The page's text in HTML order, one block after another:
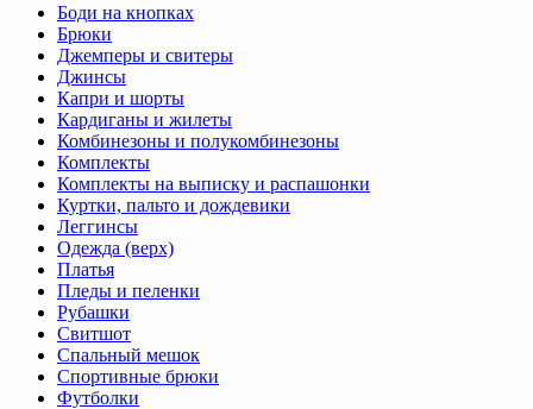
Боди на кнопках
Брюки
Джемперы и свитеры
Джинсы
Капри и шорты
Кардиганы и жилеты
Комбинезоны и полукомбинезоны
Комплекты
Комплекты на выписку и распашонки
Куртки, пальто и дождевики
Леггинсы
Одежда (верх)
Платья
Пледы и пеленки
Рубашки
Свитшот
Спальный мешок
Спортивные брюки
Футболки